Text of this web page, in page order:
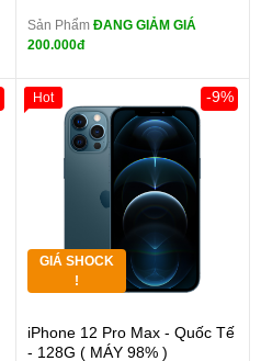
Sản Phẩm ĐANG GIẢM GIÁ
200.000đ
GIÁ SHOCK
!
iPhone 12 Pro Max - Quốc Tế
- 128G ( MÁY 98% )
-9%
Hot